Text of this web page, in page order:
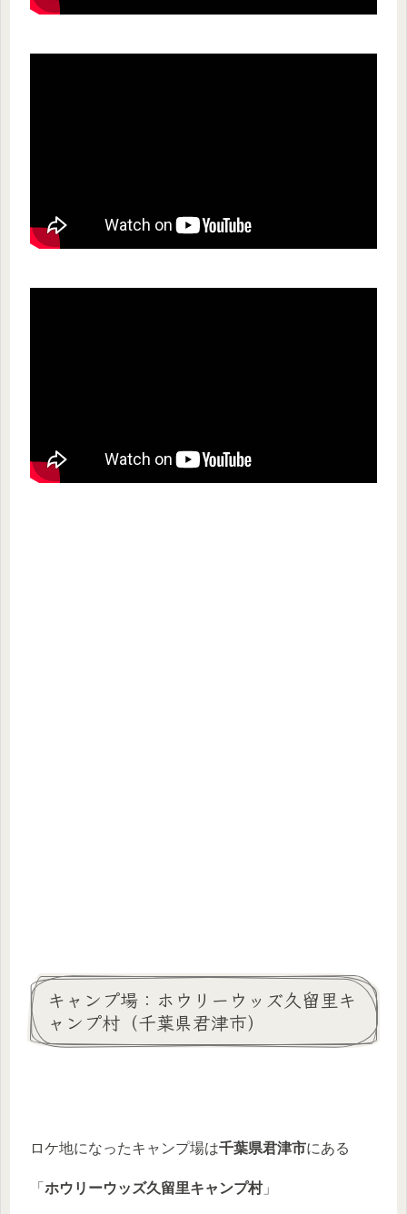
キャンプ場：ホウリーウッズ久留里キ
ャンプ村（千葉県君津市）
ロケ地になったキャンプ場は千葉県君津市にある
「 ホウリーウッズ久留里キャンプ村」